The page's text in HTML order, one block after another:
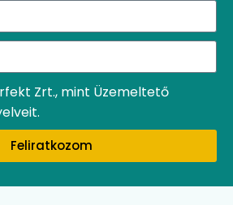
Zrt., mint Üzemeltető
Feliratkozom